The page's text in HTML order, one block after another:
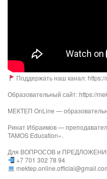
Поддержать наш канал:
Образовательный сайт: https://
МЕКТЕП OnLine —
Ринат Ибраимов —
TAMOS Education».
Для ВОПРОСОВ и
+7 701 302 78 94